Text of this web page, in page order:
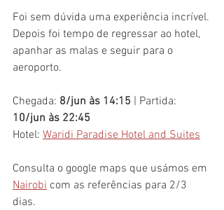
Foi sem dúvida uma experiência incrível.
Depois foi tempo de regressar ao hotel,
apanhar as malas e seguir para o
aeroporto.
Chegada: 8/jun às 14:15 | Partida:
10/jun às 22:45
Hotel: Waridi Paradise Hotel and Suites
Consulta o google maps que usámos em
Nairobi com as referências para 2/3
dias.